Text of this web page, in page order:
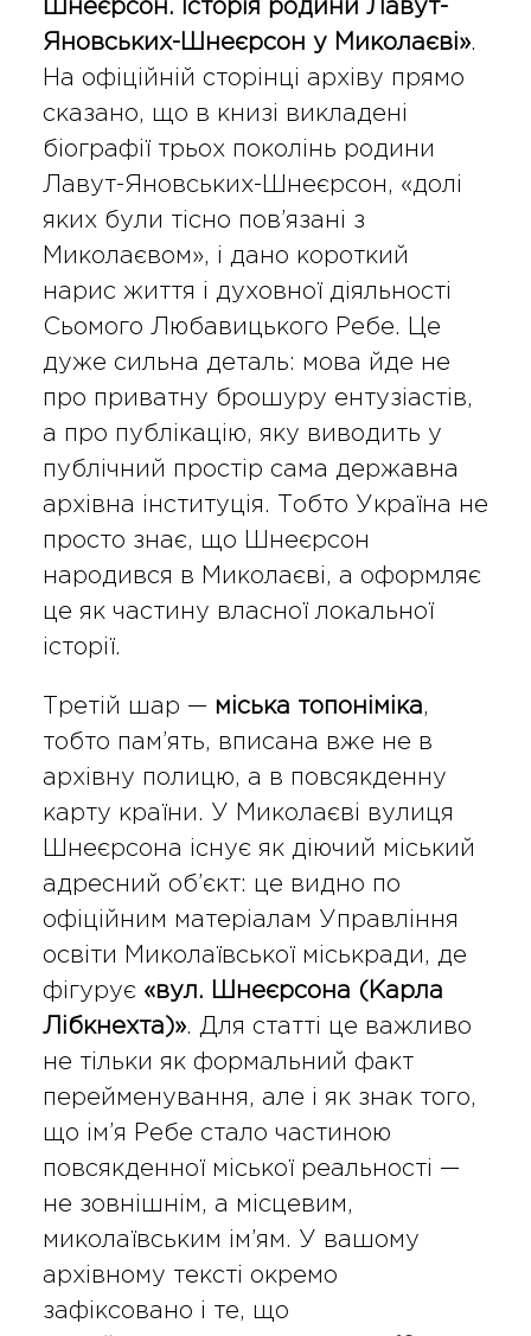
Шнеєрсон. Історія родини Лавут-
Яновських-Шнеєрсон у Миколаєві».
На офіційній сторінці архіву прямо
сказано, що в книзі викладені
біографії трьох поколінь родини
Лавут-Яновських-Шнеєрсон, «долі
яких були тісно пов’язані з
Миколаєвом», і дано короткий
нарис життя і духовної діяльності
Сьомого Любавицького Ребе. Це
дуже сильна деталь: мова йде не
про приватну брошуру ентузіастів,
а про публікацію, яку виводить у
публічний простір сама державна
архівна інституція. Тобто Україна не
просто знає, що Шнеєрсон
народився в Миколаєві, а оформляє
це як частину власної локальної
історії.
Третій шар — міська топоніміка,
тобто пам’ять, вписана вже не в
архівну полицю, а в повсякденну
карту країни. У Миколаєві вулиця
Шнеєрсона існує як діючий міський
адресний об’єкт: це видно по
офіційним матеріалам Управління
освіти Миколаївської міськради, де
фігурує «вул. Шнеєрсона (Карла
Лібкнехта)». Для статті це важливо
не тільки як формальний факт
перейменування, але і як знак того,
що ім’я Ребе стало частиною
повсякденної міської реальності —
не зовнішнім, а місцевим,
миколаївським ім’ям. У вашому
архівному тексті окремо
зафіксовано і те, що